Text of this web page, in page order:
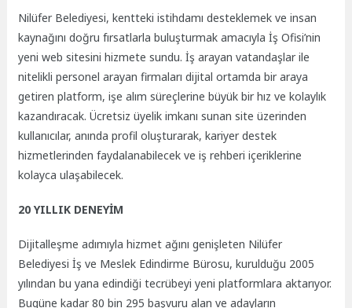
Nilüfer Belediyesi, kentteki istihdamı desteklemek ve insan
kaynağını doğru fırsatlarla buluşturmak amacıyla İş Ofisi’nin
yeni web sitesini hizmete sundu. İş arayan vatandaşlar ile
nitelikli personel arayan firmaları dijital ortamda bir araya
getiren platform, işe alım süreçlerine büyük bir hız ve kolaylık
kazandıracak. Ücretsiz üyelik imkanı sunan site üzerinden
kullanıcılar, anında profil oluşturarak, kariyer destek
hizmetlerinden faydalanabilecek ve iş rehberi içeriklerine
kolayca ulaşabilecek.
20 YILLIK DENEYİM
Dijitalleşme adımıyla hizmet ağını genişleten Nilüfer
Belediyesi İş ve Meslek Edindirme Bürosu, kurulduğu 2005
yılından bu yana edindiği tecrübeyi yeni platformlara aktarıyor.
Bugüne kadar 80 bin 295 başvuru alan ve adayların